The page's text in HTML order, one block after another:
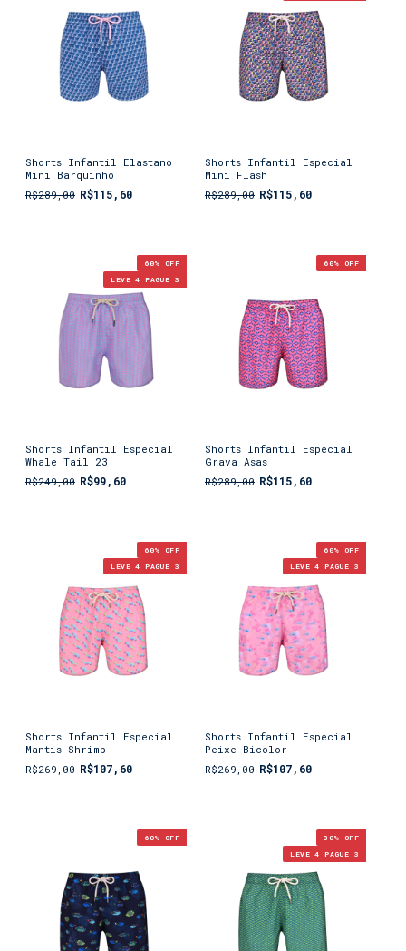
Shorts Infantil Elastano
Mini Barquinho
R$289,00 R$115,60
Shorts Infantil Especial
Mini Flash
R$289,00 R$115,60
60% OFF
LEVE 4 PAGUE 3
Shorts Infantil Especial
Whale Tail 23
R$249,00 R$99,60
60% OFF
Shorts Infantil Especial
Grava Asas
R$289,00 R$115,60
60% OFF
LEVE 4 PAGUE 3
Shorts Infantil Especial
Mantis Shrimp
R$269,00 R$107,60
60% OFF
LEVE 4 PAGUE 3
Shorts Infantil Especial
Peixe Bicolor
R$269,00 R$107,60
60% OFF 30% OFF
LEVE 4 PAGUE 3